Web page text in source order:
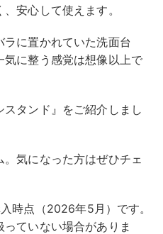
安心して使えます。
に置かれていた洗面台
に整う感覚は想像以上で
タンド』をご紹介しまし
気になった方はぜひチェ
時点（2026年5月）です。
ていない場合がありま